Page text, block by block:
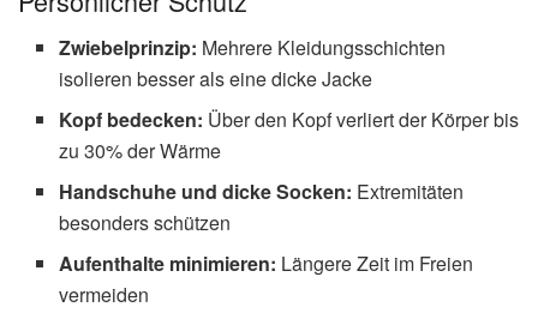
Extremitäten, um die lebenswichtigen Organe warm zu
halten. Das betroffene Gewebe wird dabei schlechter mit
Sauerstoff versorgt und kann absterben.
💡 Risikogruppen für Kälteschäden:
Ältere Menschen und kleine Kinder
(eingeschränkte Wärmeregulierung)
Menschen mit Durchblutungsstörungen oder
Diabetes